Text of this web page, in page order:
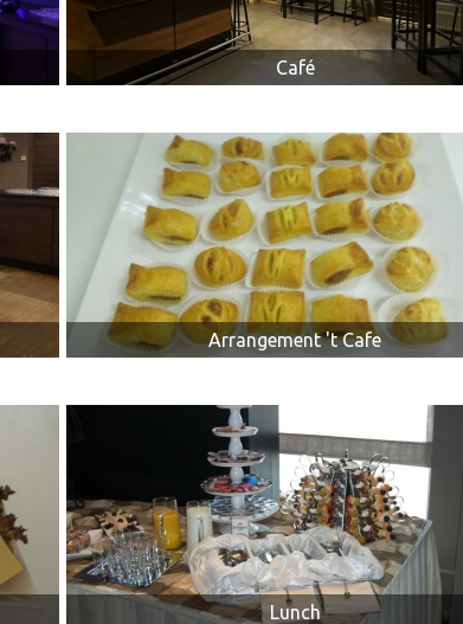
CONTACT
Café
Arrangement 't Cafe
Lunch